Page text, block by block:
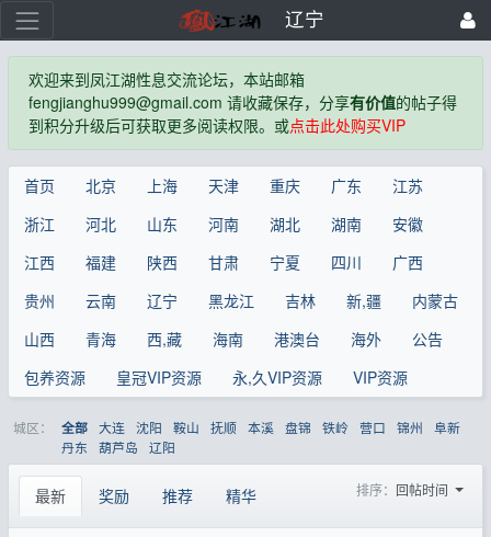
辽宁
欢迎来到凤江湖性息交流论坛，本站邮箱
fengjianghu999@gmail.com 请收藏保存，分享有价值的帖子得
到积分升级后可获取更多阅读权限。或点击此处购买VIP
首页 北京 上海 天津 重庆 广东
江苏
浙江
河北 山东 河南 湖北 湖南
安徽
江西
福建 陕西 甘肃 宁夏 四川
广西
贵州
云南 辽宁 黑龙江 吉林 新,疆
内蒙古
山西
青海 西,藏 海南 港澳台 海外
公告
包养资源
皇冠VIP资源 永,久VIP资源 VIP资源
城区： 全部 大连 沈阳 鞍山 抚顺 本溪 盘锦 铁岭 营口 锦州
阜新
丹东
葫芦岛 辽阳
最新 奖励 推荐 精华 排序： 回帖时间